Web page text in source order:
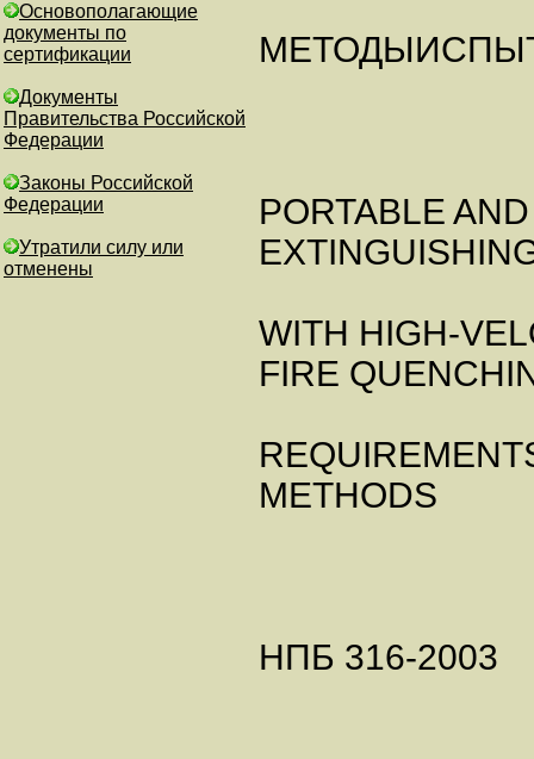
Основополагающие
документы по
сертификации
Документы
Правительства Российской
Федерации
Законы Российской
Федерации
Утратили силу или
отменены
PORTABLE
WITH HIGH-
FIRE
METHODS
НПБ 316-2003